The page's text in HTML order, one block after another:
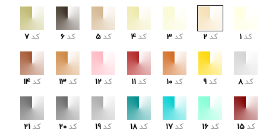
کد 1 کد 2 کد 3 کد 4 کد 5 کد 6 کد 7
کد 8 کد 9 کد 10 کد 11 کد 12 کد 13 کد 14
کد 15 کد 16 کد 17 کد 18 کد 19 کد 20 کد 21